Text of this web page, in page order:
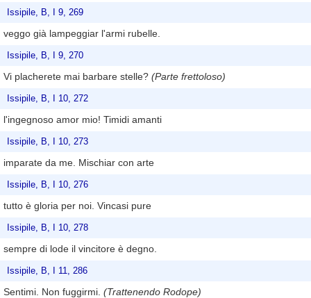
Issipile, B, I 9, 269
veggo già lampeggiar l'armi rubelle.
Issipile, B, I 9, 270
Vi placherete mai barbare stelle? (Parte frettoloso)
Issipile, B, I 10, 272
l'ingegnoso amor mio! Timidi amanti
Issipile, B, I 10, 273
imparate da me. Mischiar con arte
Issipile, B, I 10, 276
tutto è gloria per noi. Vincasi pure
Issipile, B, I 10, 278
sempre di lode il vincitore è degno.
Issipile, B, I 11, 286
Sentimi. Non fuggirmi. (Trattenendo Rodope)